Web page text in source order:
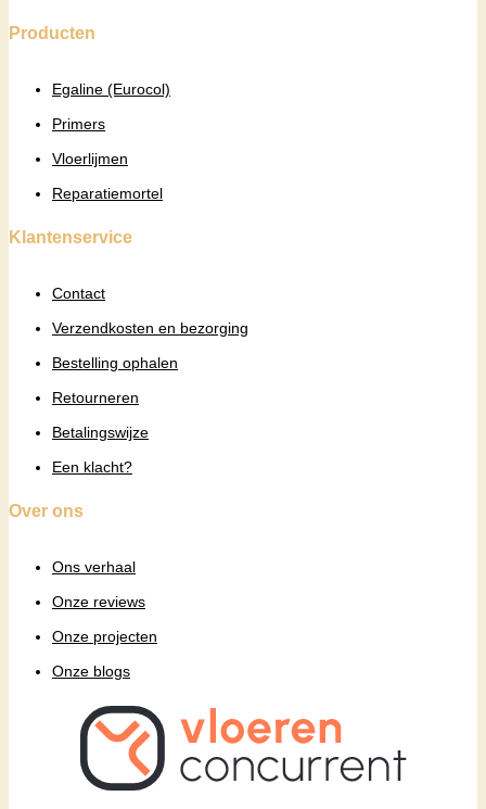
Producten
Egaline (Eurocol)
Primers
Vloerlijmen
Reparatiemortel
Klantenservice
Contact
Verzendkosten en bezorging
Bestelling ophalen
Retourneren
Betalingswijze
Een klacht?
Over ons
Ons verhaal
Onze reviews
Onze projecten
Onze blogs